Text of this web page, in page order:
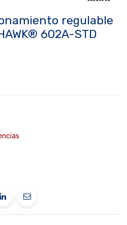
regulable
602A-STD